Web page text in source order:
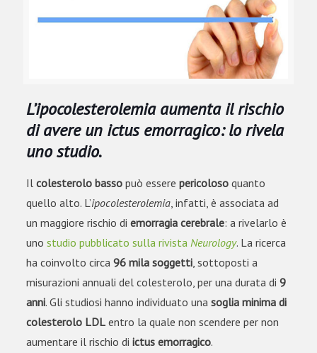
L’ipocolesterolemia aumenta il rischio
di avere un ictus emorragico: lo rivela
uno studio.
Il colesterolo bassopuò essere pericolosoquanto
quello alto. L’ipocolesterolemia, infatti, è associata ad
un maggiore rischio di emorragia cerebrale: a rivelarlo è
uno studio pubblicato sulla rivistaNeurology. La ricerca
ha coinvolto circa 96 mila soggetti, sottoposti a
misurazioni annuali del colesterolo, per una durata di 9
anni. Gli studiosi hanno individuato una soglia minima di
colesterolo LDLentro la quale non scendere per non
aumentare il rischio di ictus emorragico.